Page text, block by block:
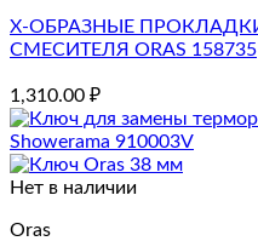
X-ОБРАЗНЫЕ
СМЕСИТЕЛЯ ORAS 158735
1,310.00 ₽
Нет в наличии
Oras